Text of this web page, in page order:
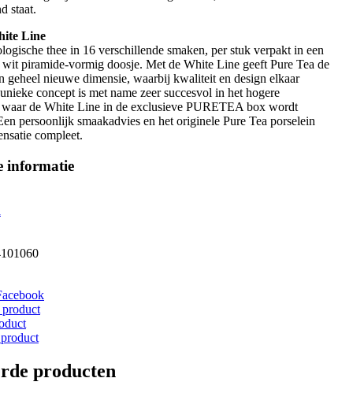
staat.
Line
thee in 16 verschillende smaken, per stuk verpakt in een
wit piramide-vormig doosje. Met de White Line geeft Pure Tea de
geheel nieuwe dimensie, waarbij kwaliteit en design elkaar
concept is met name zeer succesvol in het hogere
waar de White Line in de exclusieve PURETEA box wordt
persoonlijk smaakadvies en het originele Pure Tea porselein
compleet.
informatie
producten